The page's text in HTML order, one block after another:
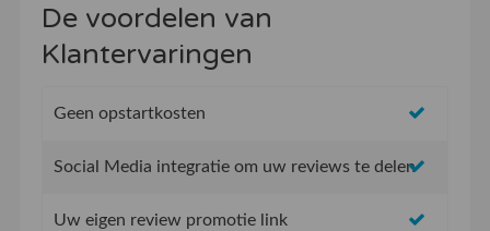
De voordelen van
Klantervaringen
Geen opstartkosten
Social Media integratie om uw reviews te delen
Uw eigen review promotie link